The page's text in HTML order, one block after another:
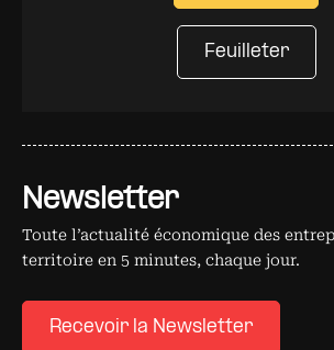
Newsletter
Toute l’actualité économique des
territoire en 5 minutes, chaque jour.
Recevoir la Newsletter
Feuilleter